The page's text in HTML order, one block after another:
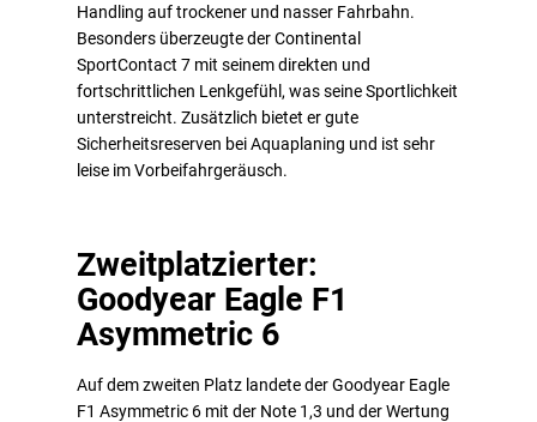
Handling auf trockener und nasser Fahrbahn.
Besonders überzeugte der Continental
SportContact 7 mit seinem direkten und
fortschrittlichen Lenkgefühl, was seine Sportlichkeit
unterstreicht. Zusätzlich bietet er gute
Sicherheitsreserven bei Aquaplaning und ist sehr
leise im Vorbeifahrgeräusch.
Zweitplatzierter:
Goodyear Eagle F1
Asymmetric 6
Auf dem zweiten Platz landete der Goodyear Eagle
F1 Asymmetric 6 mit der Note 1,3 und der Wertung